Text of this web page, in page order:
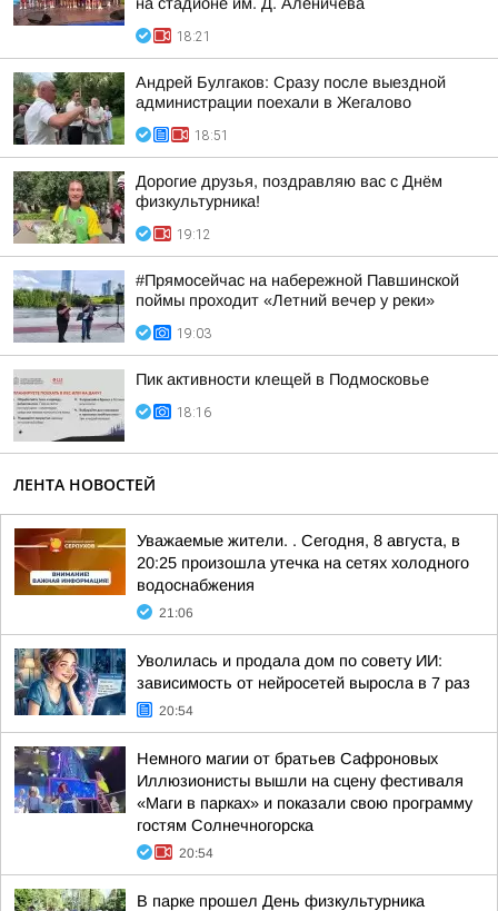
18:21
Андрей Булгаков: Сразу после выездной
администрации поехали в Жегалово
18:51
Дорогие друзья, поздравляю вас с Днём
физкультурника!
19:12
#Прямосейчас на набережной Павшинской
поймы проходит «Летний вечер у реки»
19:03
Пик активности клещей в Подмосковье
18:16
ЛЕНТА НОВОСТЕЙ
Уважаемые жители. . Сегодня, 8 августа, в
20:25 произошла утечка на сетях холодного
водоснабжения
21:06
Уволилась и продала дом по совету ИИ:
зависимость от нейросетей выросла в 7 раз
20:54
Немного магии от братьев Сафроновых
Иллюзионисты вышли на сцену фестиваля
«Маги в парках» и показали свою программу
гостям Солнечногорска
20:54
В парке прошел День физкультурника